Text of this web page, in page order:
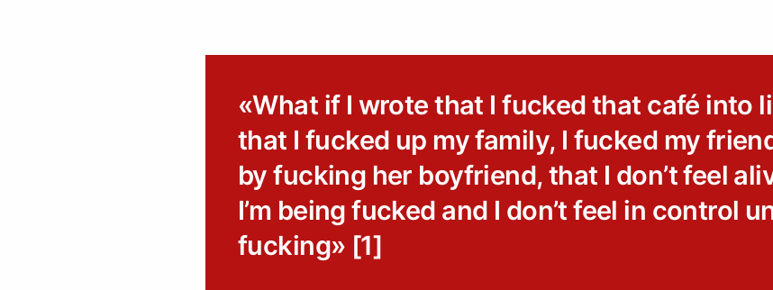
«What if I wrote that I fucked that café into
that I fucked up my family, I fucked my
by fucking her boyfriend, that I don’t feel
I’m being fucked and I don’t feel in control
fucking» [1]